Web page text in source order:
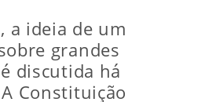
a ideia de um
grandes
discutida há
Constituição